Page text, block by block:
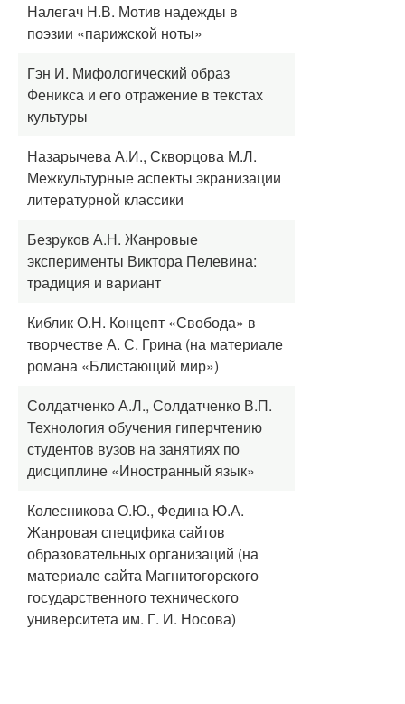
Налегач Н.В. Мотив надежды в
поэзии «парижской ноты»
Гэн И. Мифологический образ
Феникса и его отражение в текстах
культуры
Назарычева А.И., Скворцова М.Л.
Межкультурные аспекты экранизации
литературной классики
Безруков А.Н. Жанровые
эксперименты Виктора Пелевина:
традиция и вариант
Киблик О.Н. Концепт «Свобода» в
творчестве А. С. Грина (на материале
романа «Блистающий мир»)
Солдатченко А.Л., Солдатченко В.П.
Технология обучения гиперчтению
студентов вузов на занятиях по
дисциплине «Иностранный язык»
Колесникова О.Ю., Федина Ю.А.
Жанровая специфика сайтов
образовательных организаций (на
материале сайта Магнитогорского
государственного технического
университета им. Г. И. Носова)